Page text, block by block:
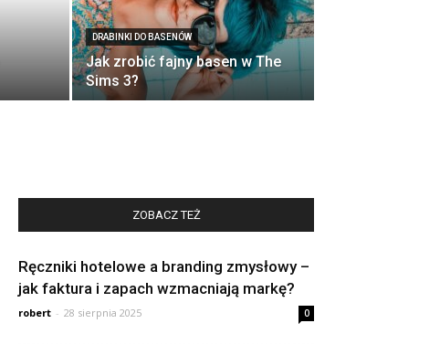
DRABINKI DO BASENÓW
Jak zrobić fajny basen w The
Sims 3?
ZOBACZ TEŻ
Ręczniki hotelowe a branding zmysłowy –
jak faktura i zapach wzmacniają markę?
robert - 28 sierpnia 2025 0